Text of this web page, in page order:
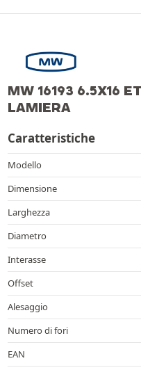
MW 16193 6.5X16
LAMIERA
Caratteristiche
Modello
Dimensione
Larghezza
Diametro
Interasse
Offset
Alesaggio
Numero di fori
EAN